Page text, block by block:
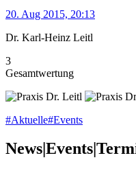
20. Aug 2015, 20:13
Dr. Karl-Heinz Leitl
3
Gesamtwertung
#Aktuelle#Events